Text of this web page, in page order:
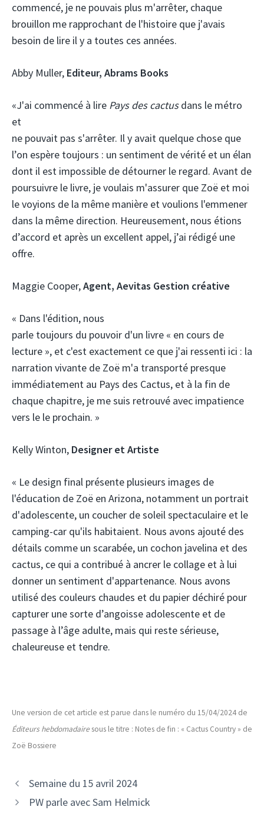
commencé, je ne pouvais plus m'arrêter, chaque
brouillon me rapprochant de l'histoire que j'avais
besoin de lire il y a toutes ces années.
Abby Muller, Editeur, Abrams Books
«J'ai commencé à lire Pays des cactusdans le métro
et
ne pouvait pas s'arrêter. Il y avait quelque chose que
l’on espère toujours : un sentiment de vérité et un élan
dont il est impossible de détourner le regard. Avant de
poursuivre le livre, je voulais m'assurer que Zoë et moi
le voyions de la même manière et voulions l'emmener
dans la même direction. Heureusement, nous étions
d’accord et après un excellent appel, j’ai rédigé une
offre.
Maggie Cooper,Agent, Aevitas Gestion créative
« Dans l'édition, nous
parle toujours du pouvoir d'un livre « en cours de
lecture », et c'est exactement ce que j'ai ressenti ici : la
narration vivante de Zoë m'a transporté presque
immédiatement au Pays des Cactus, et à la fin de
chaque chapitre, je me suis retrouvé avec impatience
vers le le prochain. »
Kelly Winton, Designer et Artiste
« Le design final présente plusieurs images de
l'éducation de Zoë en Arizona, notamment un portrait
d'adolescente, un coucher de soleil spectaculaire et le
camping-car qu'ils habitaient. Nous avons ajouté des
détails comme un scarabée, un cochon javelina et des
cactus, ce qui a contribué à ancrer le collage et à lui
donner un sentiment d'appartenance. Nous avons
utilisé des couleurs chaudes et du papier déchiré pour
capturer une sorte d’angoisse adolescente et de
passage à l’âge adulte, mais qui reste sérieuse,
chaleureuse et tendre.
Une version de cet article est parue dans le numéro du 15/04/2024 de
Éditeurs hebdomadairesous le titre : Notes de fin : « Cactus Country » de
Zoë Bossiere
Semaine du 15 avril 2024
PW parle avec Sam Helmick